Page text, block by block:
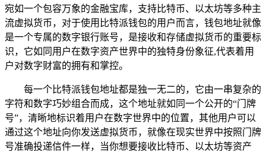
宛如一个包容万象的金融宝库，支持比特币、以太坊等多种主
流虚拟货币，对于使用比特派钱包的用户而言，钱包地址就像
是一个专属的数字银行账号，是接收和存储虚拟货币的重要标
识，它如同用户在数字资产世界中的独特身份象征,代表着用
户对数字财富的拥有和掌控。
每一个比特派钱包地址都是独一无二的，它由一串复杂的
字符和数字巧妙组合而成，这个地址就如同一个公开的“门牌
号”，清晰地标识着用户在数字世界中的位置，其他用户可以
通过这个地址向你发送虚拟货币，就像在现实世界中按照门牌
号准确投递信件一样，当你想要接收比特币、以太坊等资产